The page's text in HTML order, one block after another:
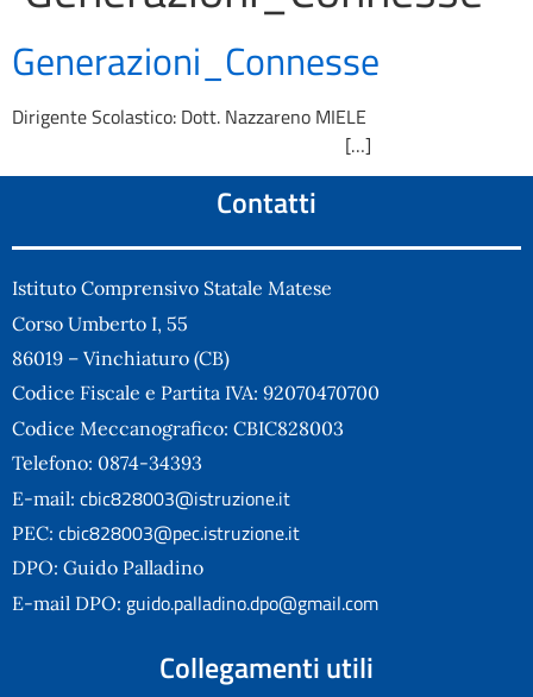
Generazioni_Connesse
Dirigente Scolastico: Dott. Nazzareno MIELE
[…]
Contatti
Istituto Comprensivo Statale Matese
Corso Umberto I, 55
86019 – Vinchiaturo (CB)
Codice Fiscale e Partita IVA: 92070470700
Codice Meccanografico: CBIC828003
Telefono: 0874-34393
E-mail: cbic828003@istruzione.it
PEC: cbic828003@pec.istruzione.it
DPO: Guido Palladino
E-mail DPO: guido.palladino.dpo@gmail.com
Collegamenti utili